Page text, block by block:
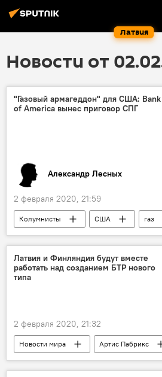
Латвия
Новости от
"Газовый армагеддон" для США: Bank
of America вынес приговор СПГ
Александр Лесных
2 февраля 2020, 21:59
Колумнисты США
газ
СПГ
Латвия и Финляндия будут вместе
работать над созданием БТР нового
типа
2 февраля 2020, 21:32
Новости мира
Артис Пабрикс
Латвия
Финляндия БТР